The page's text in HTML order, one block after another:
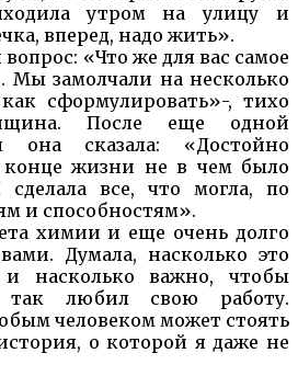
утром на улицу и
вперед, надо жить».
«Что же для вас самое
Мы замолчали на несколько
сформулировать»-, тихо
После еще одной
она сказала: «Достойно
жизни не в чем было
сделала все, что могла, по
и способностям».
химии и еще очень долго
Думала, насколько это
насколько важно, чтобы
так любил свою работу.
человеком может стоять
о которой я даже не